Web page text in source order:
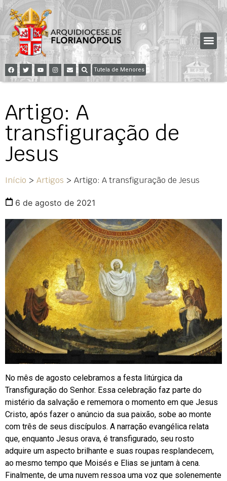
Tutela de Menores
Artigo: A
transfiguração de
Jesus
Início > Artigos > Artigo: A transfiguração de Jesus
6 de agosto de 2021
No mês de agosto celebramos a festa litúrgica da
Transfiguração do Senhor. Essa celebração faz parte do
mistério da salvação e rememora o momento em que Jesus
Cristo, após fazer o anúncio da sua paixão, sobe ao monte
com três de seus discípulos. A narração evangélica relata
que, enquanto Jesus orava, é transfigurado, seu rosto
adquire um aspecto brilhante e suas roupas resplandecem,
ao mesmo tempo que Moisés e Elias se juntam à cena.
Finalmente, de uma nuvem ressoa uma voz que solenemente